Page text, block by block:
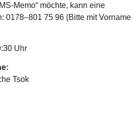
Memo“ möchte, kann eine
0178–801 75 96 (Bitte mit Vorname
Uhr
Tsok